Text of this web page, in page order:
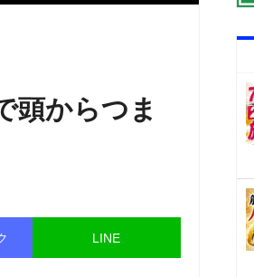
頭からつま
LINE